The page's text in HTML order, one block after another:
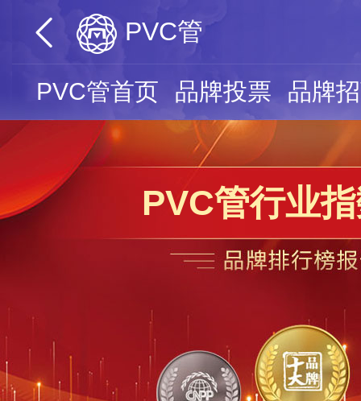
PVC管
PVC管首页 品牌投票 品牌
PVC管行业